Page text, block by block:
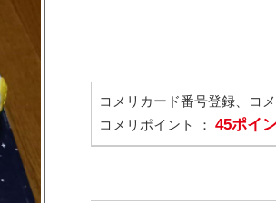
コメリカード番号登録、コ
コメリポイント ： 45ポイ